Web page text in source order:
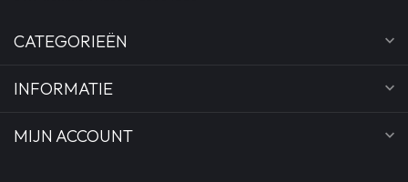
CATEGORIEËN
INFORMATIE
MIJN ACCOUNT